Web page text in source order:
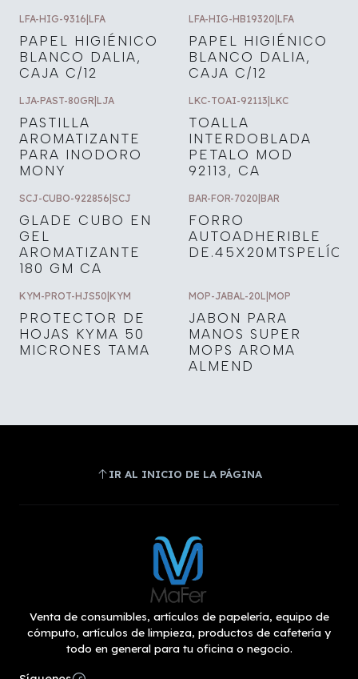
LFA-HIG-9316|LFA
PAPEL HIGIÉNICO
BLANCO DALIA,
CAJA C/12
LFA-HIG-HB19320|LFA
PAPEL HIGIÉNICO
BLANCO DALIA,
CAJA C/12
LJA-PAST-80GR LJA
PASTILLA
AROMATIZANTE
PARA INODORO
MONY
LKC-TOAI-92113 LKC
TOALLA
INTERDOBLADA
PETALO MOD
92113, CA
SCJ-CUBO-922856 SCJ
GLADE CUBO EN
GEL
AROMATIZANTE
180 GM CA
BAR-FOR-7020 BAR
FORRO
AUTOADHERIBLE
KYM-PROT-HJS50 KYM
PROTECTOR DE
HOJAS KYMA 50
MICRONES TAMA
MOP-JABAL-20L MOP
JABON PARA
MANOS SUPER
MOPS AROMA
ALMEND
IR AL INICIO DE LA PÁGINA
Venta de consumibles, artículos de papelería, equipo de
cómputo, artículos de limpieza, productos de cafetería y
todo en general para tu oficina o negocio.